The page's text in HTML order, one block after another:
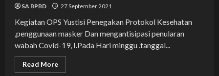
SA BPBD 27 September 2021
Kegiatan OPS Yustisi Penegakan Protokol Kesehatan
,penggunaan masker Dan mengantisipasi penularan
wabah Covid-19, I.Pada Hari minggu .tanggal...
Read MoreRead
more